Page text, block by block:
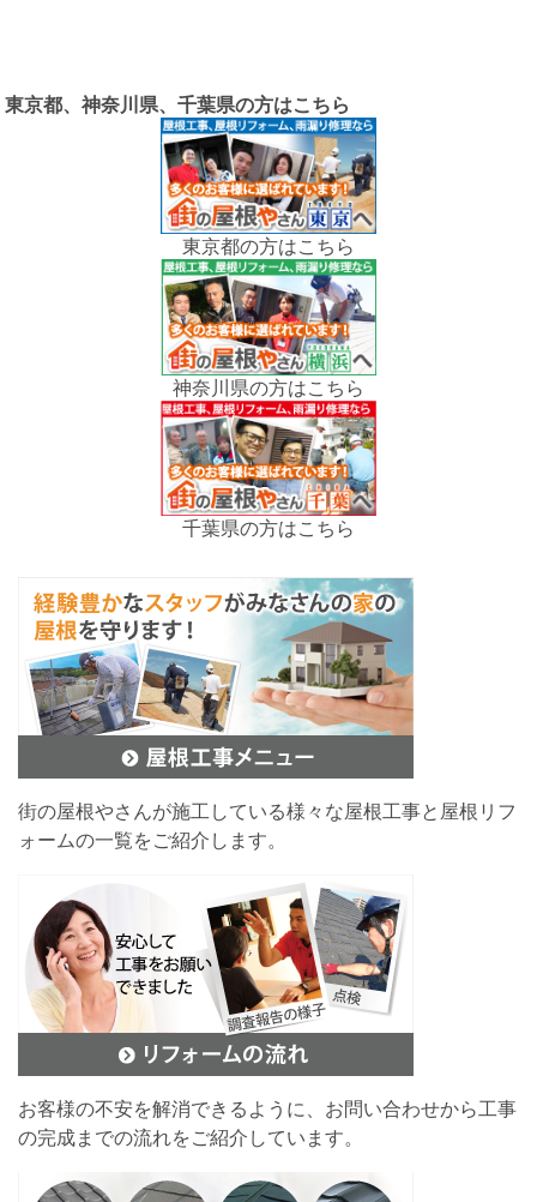
東京都、神奈川県、千葉県の方はこちら
東京都の方はこちら
神奈川県の方はこちら
千葉県の方はこちら
街の屋根やさんが施工している様々な屋根工事と屋根リフ
ォームの一覧をご紹介します。
お客様の不安を解消できるように、お問い合わせから工事
の完成までの流れをご紹介しています。